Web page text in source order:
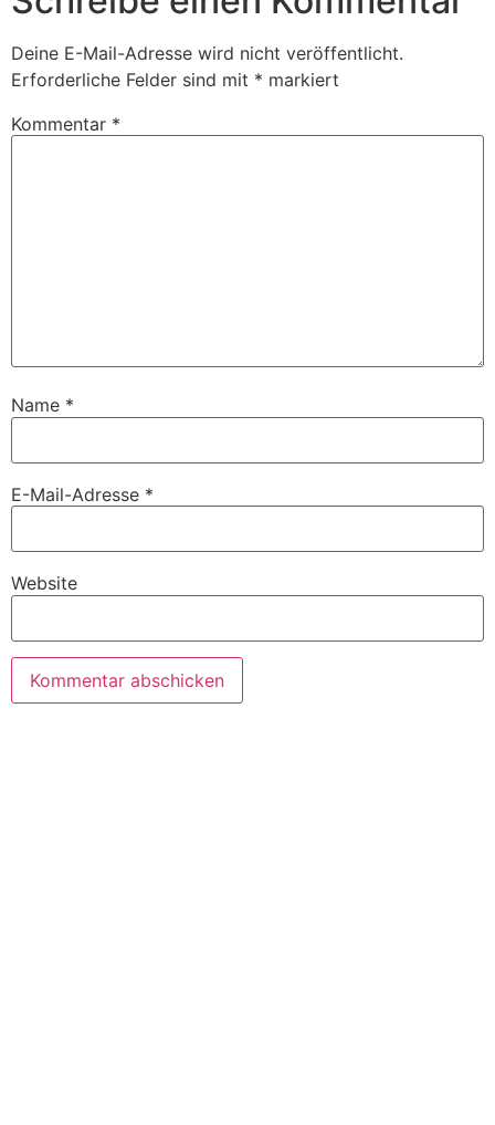
Deine E-Mail-Adresse wird nicht veröffentlicht.
Erforderliche Felder sind mit * markiert
Kommentar *
Name *
E-Mail-Adresse *
Website